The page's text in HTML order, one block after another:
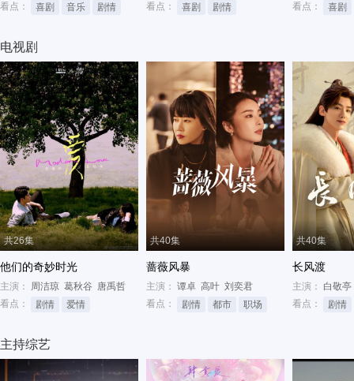
看点：
喜剧 音乐 剧情
看点：
喜剧 剧情
看点：
喜剧
电视剧
共26集
他们的奇妙时光
主演： 周洁琼 葛秋谷 唐禹哲
看点：
剧情 爱情
共40集
蔷薇风暴
主演： 谭卓 高叶 刘奕君
看点：
剧情 都市 职场
共40集
长风渡
主演： 白敬亭
看点：
剧情
主持综艺